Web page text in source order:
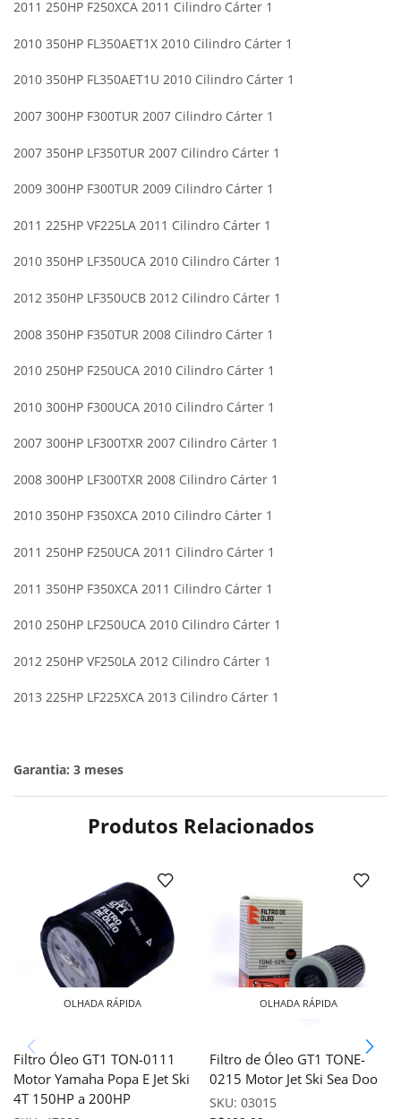
2011 250HP F250XCA 2011 Cilindro Cárter 1
2010 350HP FL350AET1X 2010 Cilindro Cárter 1
2010 350HP FL350AET1U 2010 Cilindro Cárter 1
2007 300HP F300TUR 2007 Cilindro Cárter 1
2007 350HP LF350TUR 2007 Cilindro Cárter 1
2009 300HP F300TUR 2009 Cilindro Cárter 1
2011 225HP VF225LA 2011 Cilindro Cárter 1
2010 350HP LF350UCA 2010 Cilindro Cárter 1
2012 350HP LF350UCB 2012 Cilindro Cárter 1
2008 350HP F350TUR 2008 Cilindro Cárter 1
2010 250HP F250UCA 2010 Cilindro Cárter 1
2010 300HP F300UCA 2010 Cilindro Cárter 1
2007 300HP LF300TXR 2007 Cilindro Cárter 1
2008 300HP LF300TXR 2008 Cilindro Cárter 1
2010 350HP F350XCA 2010 Cilindro Cárter 1
2011 250HP F250UCA 2011 Cilindro Cárter 1
2011 350HP F350XCA 2011 Cilindro Cárter 1
2010 250HP LF250UCA 2010 Cilindro Cárter 1
2012 250HP VF250LA 2012 Cilindro Cárter 1
2013 225HP LF225XCA 2013 Cilindro Cárter 1
Garantia: 3 meses
Produtos Relacionados
OLHADA RÁPIDA
Filtro Óleo GT1 TON-0111
Motor Yamaha Popa E Jet Ski
4T 150HP a 200HP
OLHADA RÁPIDA
Filtro de Óleo GT1 TONE-
0215 Motor Jet Ski Sea Doo
SKU: 03015